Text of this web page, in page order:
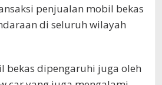
penjualan mobil bekas
di seluruh wilayah
bekas dipengaruhi juga oleh